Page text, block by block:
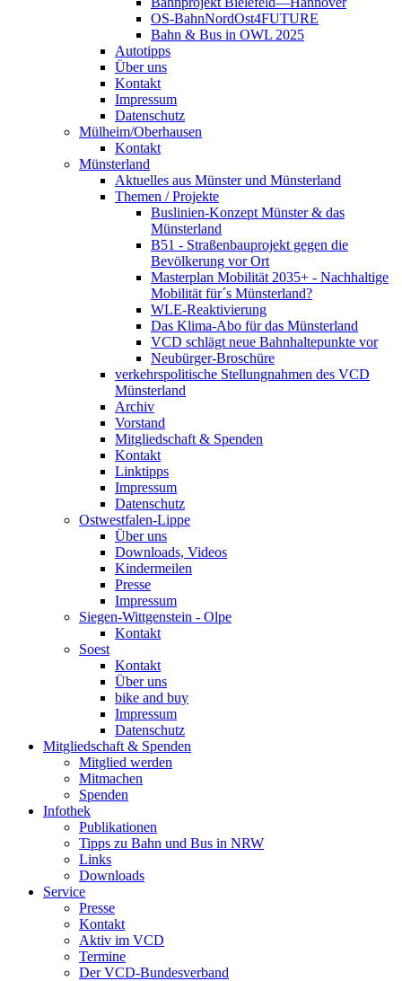
OS-BahnNordOst4FUTURE
Bahn & Bus in OWL 2025
Autotipps
Über uns
Kontakt
Impressum
Datenschutz
Mülheim/Oberhausen
Kontakt
Münsterland
Aktuelles aus Münster und Münsterland
Themen / Projekte
Buslinien-Konzept Münster & das
Münsterland
B51 - Straßenbauprojekt gegen die
Bevölkerung vor Ort
Masterplan Mobilität 2035+ - Nachhaltige
Mobilität für´s Münsterland?
WLE-Reaktivierung
Das Klima-Abo für das Münsterland
VCD schlägt neue Bahnhaltepunkte vor
Neubürger-Broschüre
verkehrspolitische Stellungnahmen des VCD
Münsterland
Archiv
Vorstand
Mitgliedschaft & Spenden
Kontakt
Linktipps
Impressum
Datenschutz
Ostwestfalen-Lippe
Über uns
Downloads, Videos
Kindermeilen
Presse
Impressum
Siegen-Wittgenstein - Olpe
Kontakt
Soest
Kontakt
Über uns
bike and buy
Impressum
Datenschutz
Mitgliedschaft & Spenden
Mitglied werden
Mitmachen
Spenden
Infothek
Publikationen
Tipps zu Bahn und Bus in NRW
Links
Downloads
Service
Presse
Kontakt
Aktiv im VCD
Termine
Der VCD-Bundesverband